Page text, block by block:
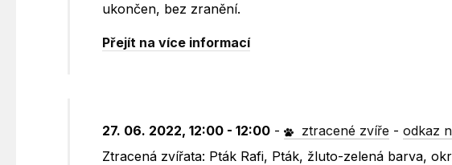
ukončen, bez zranění.​
Přejít na více informací
27. 06. 2022, 12:00 - 12:00 - ztracené zvíře -odkaz
Ztracená zvířata: Pták Rafi, Pták, žluto-zelená barva,